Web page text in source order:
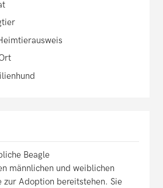
Beagle
männlichen und weiblichen
zur Adoption bereitstehen. Sie